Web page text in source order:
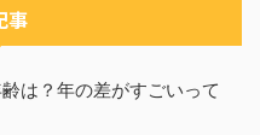
事
は？年の差がすごいって